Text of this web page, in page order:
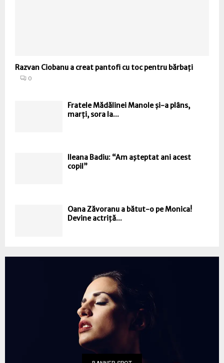
Razvan Ciobanu a creat pantofi cu toc pentru bărbați
0
Fratele Mădălinei Manole și-a plâns,
marți, sora la...
Ileana Badiu: “Am aşteptat ani acest
copil”
Oana Zăvoranu a bătut-o pe Monica!
Devine actriță...